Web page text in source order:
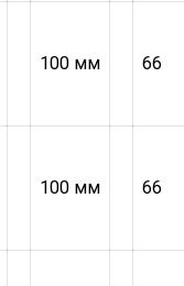
100 мм 66
100 мм 66